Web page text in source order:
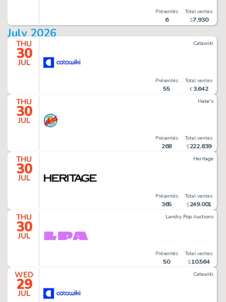
Présentés
6
Total ventes
$7.930
July 2026
THU
30
JUL
Catawiki
Présentés
55
Total ventes
€ 3.642
THU
30
JUL
Hake's
Présentés
268
Total ventes
$222.839
THU
30
JUL
Heritage
Présentés
365
Total ventes
$249.001
THU
30
JUL
Landry Pop Auctions
Présentés
50
Total ventes
$10.564
WED
29
JUL
Catawiki